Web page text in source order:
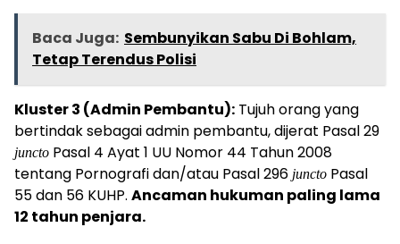
Baca Juga: Sembunyikan Sabu Di Bohlam,
Tetap Terendus Polisi
Kluster 3 (Admin Pembantu): Tujuh orang yang
bertindak sebagai admin pembantu, dijerat Pasal 29
juncto Pasal 4 Ayat 1 UU Nomor 44 Tahun 2008
tentang Pornografi dan/atau Pasal 296 juncto Pasal
55 dan 56 KUHP. Ancaman hukuman paling lama
12 tahun penjara.